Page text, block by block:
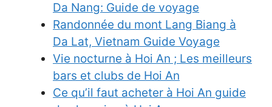
Da Nang: Guide de voyage
Randonnée du mont Lang Biang à
Da Lat, Vietnam Guide Voyage
Vie nocturne à Hoi An ; Les meilleurs
bars et clubs de Hoi An
Ce qu’il faut acheter à Hoi An guide